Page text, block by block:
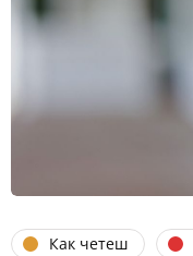
Как четеш